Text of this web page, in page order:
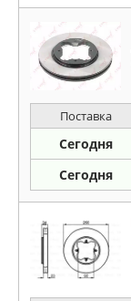
Поставка
Сегодня
Сегодня